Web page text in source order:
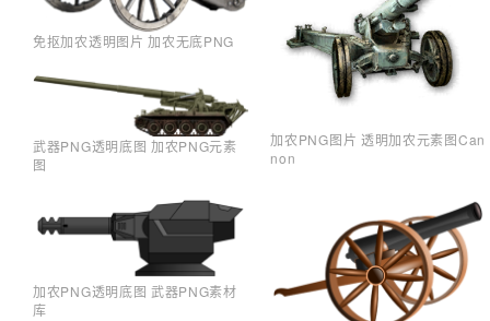
免抠加农透明图片 加农无底PNG
武器PNG透明底图 加农PNG元素
图
加农PNG透明底图 武器PNG素材
库
加农PNG图片 透明加农元素图Can
non